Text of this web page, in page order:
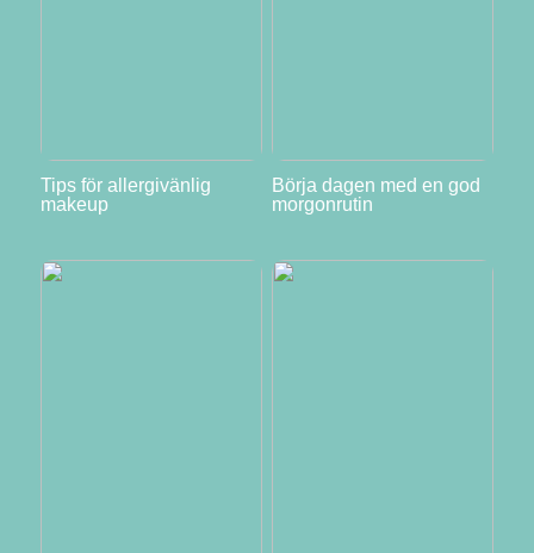
Tips för allergivänlig
makeup
Börja dagen med en god
morgonrutin